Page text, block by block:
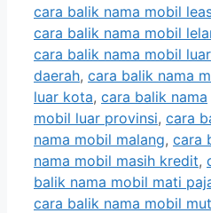
cara balik nama mobil
cara balik nama mobil
cara balik nama mobil luar
daerah, cara balik nama
luar kota, cara balik nama
mobil luar provinsi, cara
nama mobil malang, cara
nama mobil masih kredit,
balik nama mobil mati
cara balik nama mobil